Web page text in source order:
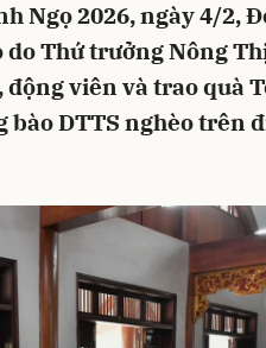
Ngọ 2026, ngày 4/2,
do Thứ trưởng Nông
viên và trao quà
DTTS nghèo trên